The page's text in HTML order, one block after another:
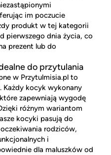
im poczucie
produkt w tej kategorii
pierwszego dnia życia, co
prezent lub do
do przytulania
w Przytulmisia.pl to
Każdy kocyk wykonany
zapewniają wygodę
różnym wariantom
kocyki pasują do
rodziców,
i
dla maluszków od